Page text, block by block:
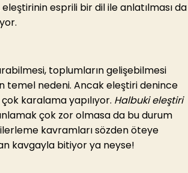
esprili bir dil ile anlatılması da
toplumların gelişebilmesi
temel nedeni. Ancak eleştiri denince
karalama yapılıyor. Halbuki eleştiri
çok zor olmasa da bu durum
kavramları sözden öteye
kavgayla bitiyor ya neyse!